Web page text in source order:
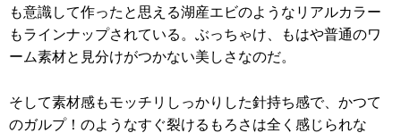
も意識して作ったと思える湖産エビのようなリアルカラー
もラインナップされている。ぶっちゃけ、もはや普通のワ
ーム素材と見分けがつかない美しさなのだ。
そして素材感もモッチリしっかりした針持ち感で、かつて
のガルプ！のようなすぐ裂けるもろさは全く感じられな